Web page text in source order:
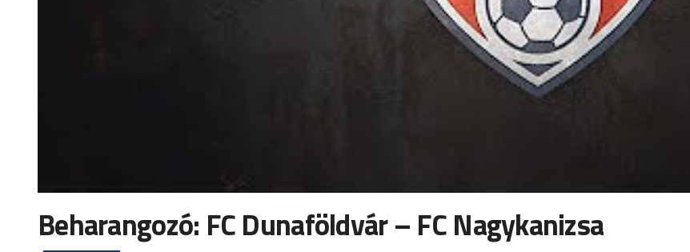
Beharangozó: FC Dunaföldvár – FC Nagykanizsa